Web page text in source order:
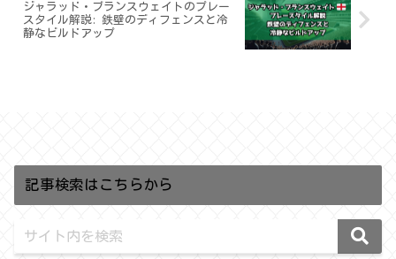
ジャラッド・ブランスウェイトのプレー
スタイル解説: 鉄壁のディフェンスと冷
静なビルドアップ
記事検索はこちらから